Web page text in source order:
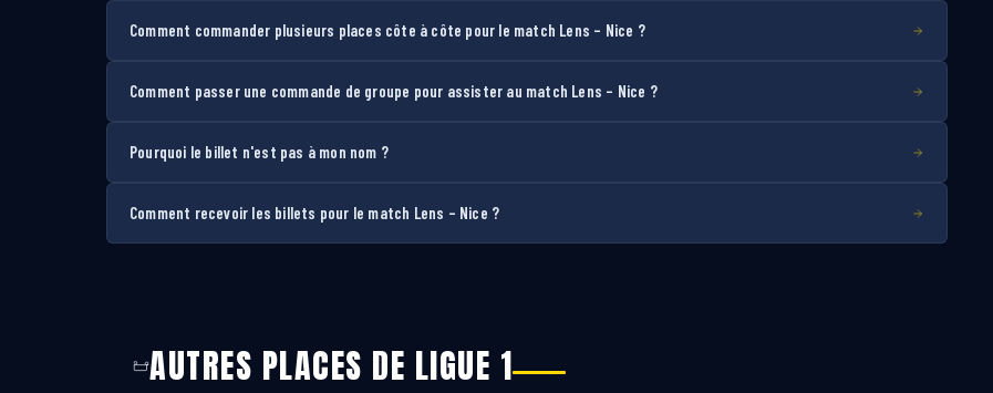
Comment commander plusieurs places côte à côte pour le match Lens – Nice ?
Comment passer une commande de groupe pour assister au match Lens – Nice ?
Pourquoi le billet n'est pas à mon nom ?
Comment recevoir les billets pour le match Lens – Nice ?
AUTRES PLACES DE LIGUE 1